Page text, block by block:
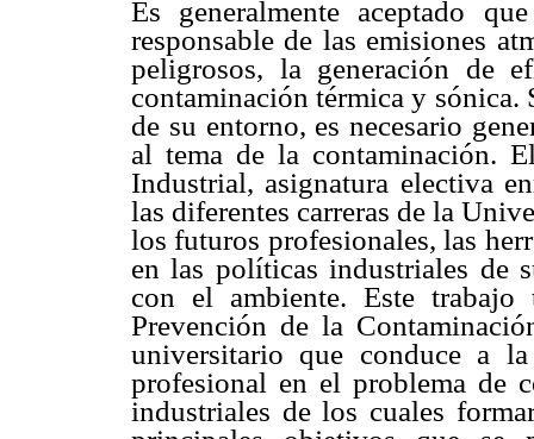
Es generalmente aceptado
responsable de las emisiones
peligrosos, la generación de
contaminación térmica y
de su entorno, es necesario
al tema de la contaminación.
Industrial, asignatura electiva
las diferentes carreras de la
los futuros profesionales, las
en las políticas industriales de
con el ambiente. Este
Prevención de la
universitario que conduce a
profesional en el problema de
industriales de los cuales